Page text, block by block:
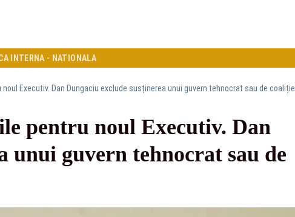
INTERNA - NATIONALA
Executiv. Dan Dungaciu exclude susținerea unui guvern tehnocrat sau de coaliție
pentru noul Executiv. Dan
unui guvern tehnocrat sau de